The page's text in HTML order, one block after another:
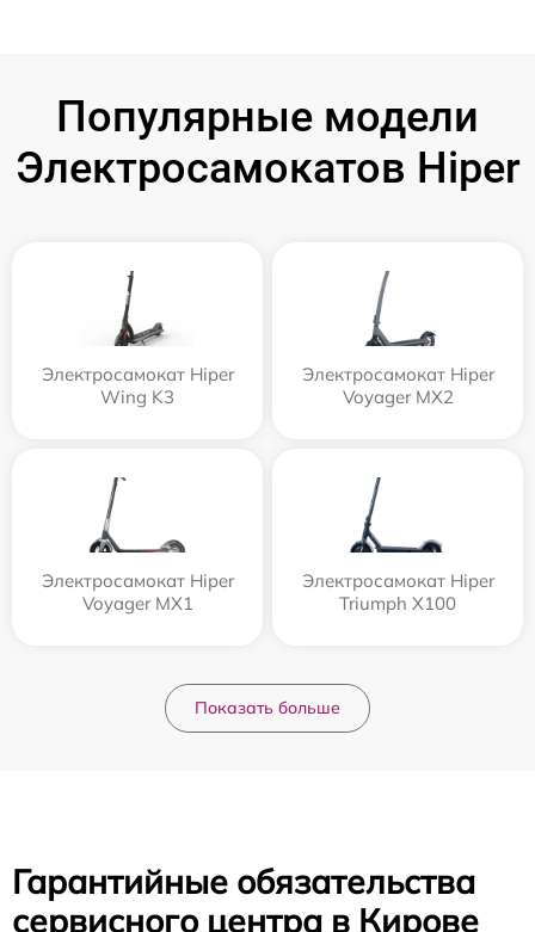
Популярные модели
Электросамокатов Hiper
Электросамокат Hiper
Wing K3
Электросамокат Hiper
Voyager MX2
Электросамокат Hiper
Voyager MX1
Электросамокат Hiper
Triumph X100
Показать больше
Гарантийные обязательства
сервисного центра в Кирове